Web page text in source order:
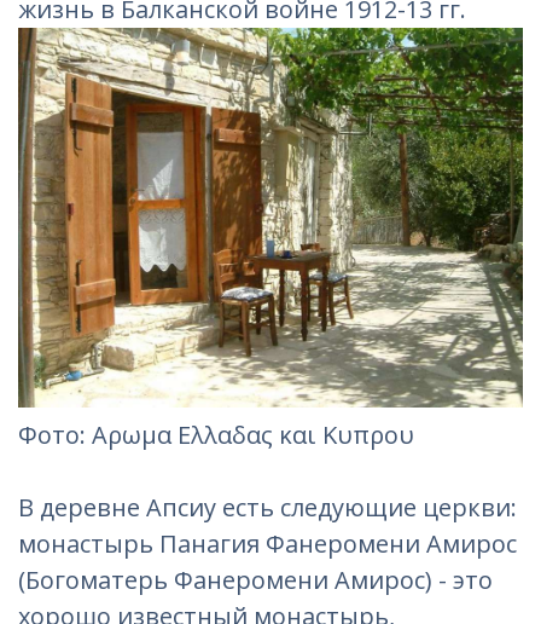
жизнь в Балканской войне 1912-13 гг.
Фотo: Αρωμα Ελλαδας και Κυπρου
В деревне Апсиу есть следующие церкви:
монастырь Панагия Фанеромени Амирос
(Богоматерь Фанеромени Амирос) - это
хорошо известный монастырь,